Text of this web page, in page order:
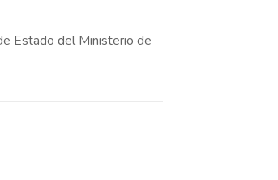
Estado del Ministerio de